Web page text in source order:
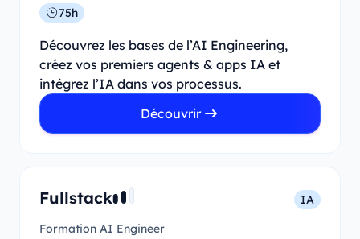
75h
Découvrez les bases de l’AI Engineering,
créez vos premiers agents & apps IA et
intégrez l’IA dans vos processus.
Découvrir
Fullstack
IA
Formation AI Engineer